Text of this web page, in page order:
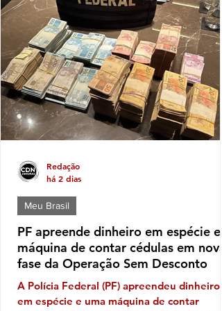
abrangência na Costa das Baleias, ou seja,
no grande Extremo Sul baiano, entre as
tantas candidaturas para ocupar uma vaga
de deputado (a) nas eleições de outubro
próximo a que mais aparece com solidez
política é a da deputada pessed
PF apreende dinheiro em espécie e
máquina de contar cédulas em nova
fase da Operação Sem Desconto
A Polícia Federal (PF) apreendeu dinheiro
em espécie e uma máquina de contar
Meu Brasil
Redação
há 2 dias